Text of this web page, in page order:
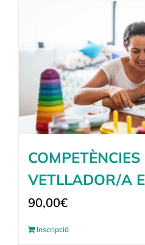
VETLLADOR/A
90,00€
Inscripció